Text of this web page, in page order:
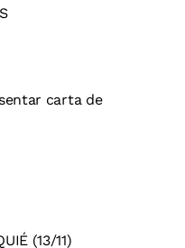
carta de
(13/11)